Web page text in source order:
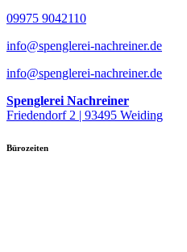
09975 9042110
info@spenglerei-nachreiner.de
info@spenglerei-nachreiner.de
Spenglerei Nachreiner
Friedendorf 2 | 93495 Weiding
Bürozeiten